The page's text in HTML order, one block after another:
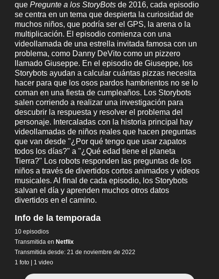
que Pregunte a los StoryBots de 2016, cada episodio
se centra en un tema que despierta la curiosidad de
muchos niños, que podría ser el GPS, la arena o la
multiplicación. El episodio comienza con una
videollamada de una estrella invitada famosa con un
problema, como Danny DeVito como un pizzero
llamado Giuseppe. En el episodio de Giuseppe, los
Storybots ayudan a calcular cuántas pizzas necesita
hacer para que los osos pardos hambrientos no se lo
coman en una fiesta de cumpleaños. Los Storybots
salen corriendo a realizar una investigación para
descubrir la respuesta y resolver el problema del
personaje. Intercaladas con la historia principal hay
videollamadas de niños reales que hacen preguntas
que van desde "¿Por qué tengo que usar zapatos
todos los días?" a "¿Qué edad tiene el planeta
Tierra?" Los robots responden las preguntas de los
niños a través de divertidos cortos animados y videos
musicales. Al final de cada episodio, los Storybots
salvan el día y aprenden muchos otros datos
divertidos en el camino.
Info de la temporada
10 episodios
Transmitida en Netflix
Transmitida desde: 21 de noviembre de 2022
1 foto | 1 video